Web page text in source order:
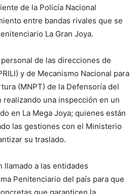
de la Policía Nacional
entre bandas rivales que se
La Gran Joya.
de las direcciones de
y de Mecanismo Nacional para
(MNPT) de la Defensoría del
realizando una inspección en un
en La Mega Joya; quienes están
las gestiones con el Ministerio
su traslado.
llamado a las entidades
Penitenciario del país para que